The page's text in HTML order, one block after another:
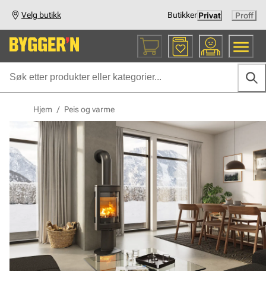
Velg butikk ButikkerPrivat Proff
Hjem / Peis og varme